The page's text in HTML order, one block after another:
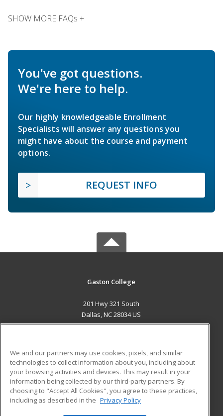
SHOW MORE FAQs +
You've got questions.
We're here to help.
Our highly knowledgeable Enrollment
Specialists will answer any questions you
might have about the course and payment
options.
REQUEST INFO
Gaston College
201 Hwy 321 South
Dallas, NC 28034 US
ADDITIONAL RESOURCES
Military
Financial Assistance
Help
Student Blog
We and our partners may use cookies, pixels, and similar
technologies to collect information about you, including about
your browsing activities and devices. This may result in your
information being collected by our third-party partners. By
choosing to "Accept All Cookies", you agree to these practices,
including as described in the Privacy Policy